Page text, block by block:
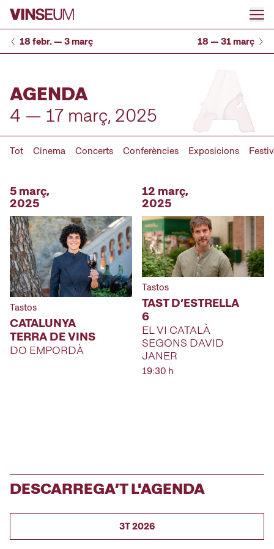
Anar al contingut
18 febr. — 3 març 18 — 31 març
AGENDA
4 — 17 març, 2025
Tot Cinema Concerts Conferències Exposicions
5 març,
2025
Tastos
CATALUNYA
TERRA DE VINS
DO EMPORDÀ
12 març,
2025
Tastos
TAST D’ESTRELLA
6
EL VI CATALÀ
SEGONS DAVID
JANER
19:30 h
DESCARREGA’T L'AGENDA
3T 2026